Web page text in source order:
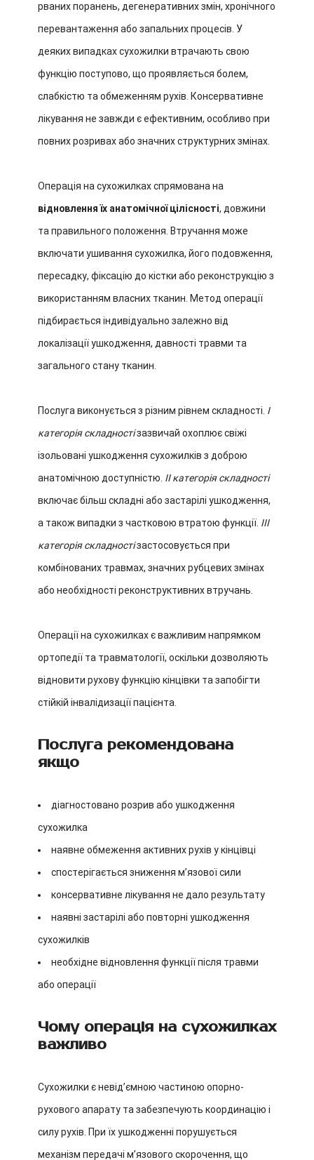
рваних поранень, дегенеративних змін, хронічного
перевантаження або запальних процесів. У
деяких випадках сухожилки втрачають свою
функцію поступово, що проявляється болем,
слабкістю та обмеженням рухів. Консервативне
лікування не завжди є ефективним, особливо при
повних розривах або значних структурних змінах.
Операція на сухожилках спрямована на
відновлення їх анатомічної цілісності, довжини
та правильного положення. Втручання може
включати ушивання сухожилка, його подовження,
пересадку, фіксацію до кістки або реконструкцію з
використанням власних тканин. Метод операції
підбирається індивідуально залежно від
локалізації ушкодження, давності травми та
загального стану тканин.
Послуга виконується з різним рівнем складності. I
категорія складностізазвичай охоплює свіжі
ізольовані ушкодження сухожилків з доброю
анатомічною доступністю. II категорія складності
включає більш складні або застарілі ушкодження,
а також випадки з частковою втратою функції. III
категорія складностізастосовується при
комбінованих травмах, значних рубцевих змінах
або необхідності реконструктивних втручань.
Операції на сухожилках є важливим напрямком
ортопедії та травматології, оскільки дозволяють
відновити рухову функцію кінцівки та запобігти
стійкій інвалідизації пацієнта.
Послуга рекомендована
якщо
діагностовано розрив або ушкодження
сухожилка
наявне обмеження активних рухів у кінцівці
спостерігається зниження м’язової сили
консервативне лікування не дало результату
наявні застарілі або повторні ушкодження
сухожилків
необхідне відновлення функції після травми
або операції
Чому операція на сухожилках
важливо
Сухожилки є невід’ємною частиною опорно-
рухового апарату та забезпечують координацію і
силу рухів. При їх ушкодженні порушується
механізм передачі м’язового скорочення, що